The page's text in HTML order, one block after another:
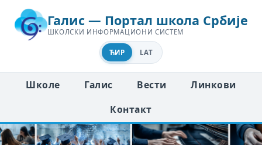
Галис — Портал школа Србије
ШКОЛСКИ ИНФОРМАЦИОНИ СИСТЕМ
ЋИР LAT
Школе Галис Вести
Линкови
Контакт